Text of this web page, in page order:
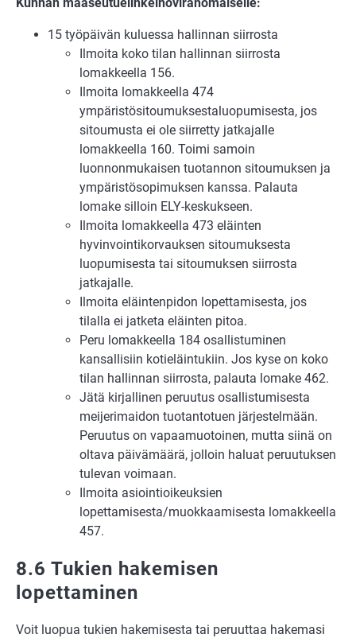
15 työpäivän kuluessa hallinnan siirrosta
Ilmoita koko tilan hallinnan siirrosta
lomakkeella 156.
Ilmoita lomakkeella 474
ympäristösitoumuksestaluopumisesta, jos
sitoumusta ei ole siirretty jatkajalle
lomakkeella 160. Toimi samoin
luonnonmukaisen tuotannon sitoumuksen ja
ympäristösopimuksen kanssa. Palauta
lomake silloin ELY-keskukseen.
Ilmoita lomakkeella 473 eläinten
hyvinvointikorvauksen sitoumuksesta
luopumisesta tai sitoumuksen siirrosta
jatkajalle.
Ilmoita eläintenpidon lopettamisesta, jos
tilalla ei jatketa eläinten pitoa.
Peru lomakkeella 184 osallistuminen
kansallisiin kotieläintukiin. Jos kyse on koko
tilan hallinnan siirrosta, palauta lomake 462.
Jätä kirjallinen peruutus osallistumisesta
meijerimaidon tuotantotuen järjestelmään.
Peruutus on vapaamuotoinen, mutta siinä on
oltava päivämäärä, jolloin haluat peruutuksen
tulevan voimaan.
Ilmoita asiointioikeuksien
lopettamisesta/muokkaamisesta lomakkeella
457.
8.6 Tukien hakemisen
lopettaminen
Voit luopua tukien hakemisesta tai peruuttaa hakemasi